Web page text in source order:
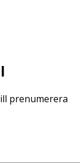
prenumerera